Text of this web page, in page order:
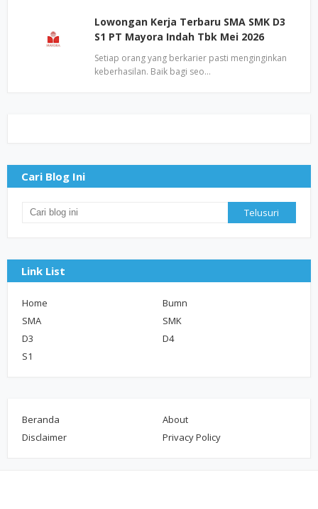
Lowongan Kerja Terbaru SMA SMK D3
S1 PT Mayora Indah Tbk Mei 2026
Setiap orang yang berkarier pasti menginginkan
keberhasilan. Baik bagi seo…
Cari Blog Ini
Link List
Home
Bumn
SMA
SMK
D3
D4
S1
Beranda
About
Disclaimer
Privacy Policy